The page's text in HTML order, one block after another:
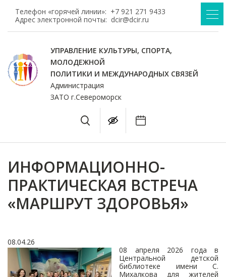
Телефон «горячей линии»: +7 921 271 9433
Адрес электронной почты: dcir@dcir.ru
УПРАВЛЕНИЕ КУЛЬТУРЫ, СПОРТА,
МОЛОДЕЖНОЙ
ПОЛИТИКИ И МЕЖДУНАРОДНЫХ СВЯЗЕЙ
Администрация
ЗАТО г.Североморск
ИНФОРМАЦИОННО-
ПРАКТИЧЕСКАЯ ВСТРЕЧА
«МАРШРУТ ЗДОРОВЬЯ»
08.04.26
08 апреля 2026 года в
Центральной детской
библиотеке имени С.
Михалкова для жителей